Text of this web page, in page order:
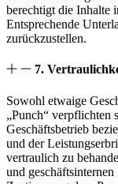
berechtigt die Inhalte
Entsprechende
zurückzustellen.
7.
Sowohl etwaige
„Punch“ verpflichten
Geschäftsbetrieb
und der
vertraulich zu
und